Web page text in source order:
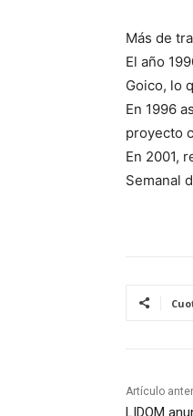
Más de
El año
Goico, lo
En 1996
proyecto
En 2001,
Semanal
Artículo
LIDOM